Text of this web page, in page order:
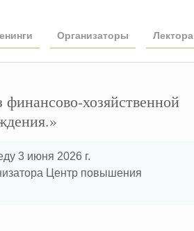
Организаторы Лектора
хозяйственной
3 июня 2026 г.
Центр повышения